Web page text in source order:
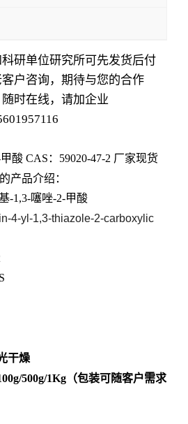
研单位研究所可先发货后付
户咨询，期待与您的合作
时在线，请加企业
酸 CAS：59020-47-2 厂家现货
产品介绍 ：
-1,3-噻唑-2-甲酸
4-yl-1,3-thiazole-2-carboxylic
干燥
500g/1Kg（包装可随客户需求